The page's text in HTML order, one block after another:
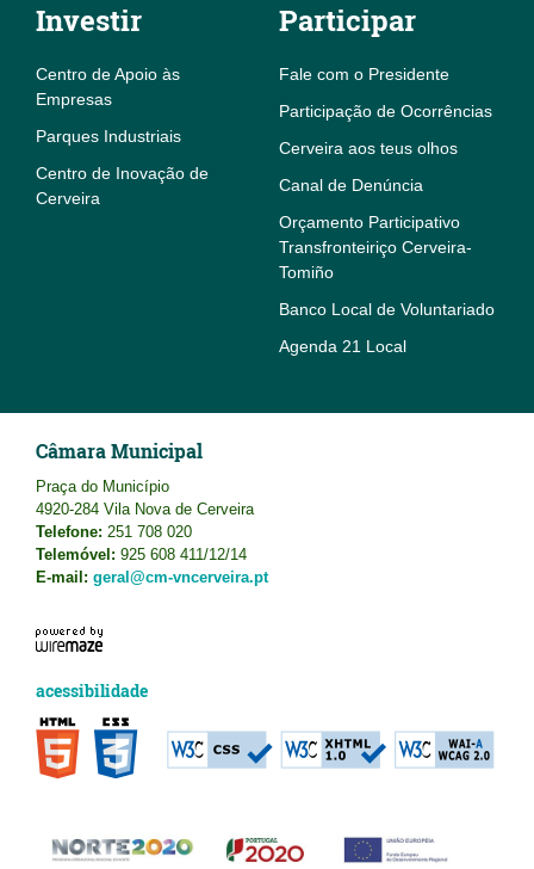
Investir
Centro de Apoio às
Empresas
Parques Industriais
Centro de Inovação de
Cerveira
Participar
Fale com o Presidente
Participação de Ocorrências
Cerveira aos teus olhos
Canal de Denúncia
Orçamento Participativo
Transfronteiriço Cerveira-
Tomiño
Banco Local de Voluntariado
Agenda 21 Local
Câmara Municipal
Praça do Município
4920-284 Vila Nova de Cerveira
Telefone: 251 708 020
Telemóvel: 925 608 411/12/14
E-mail: geral@cm-vncerveira.pt
acessibilidade